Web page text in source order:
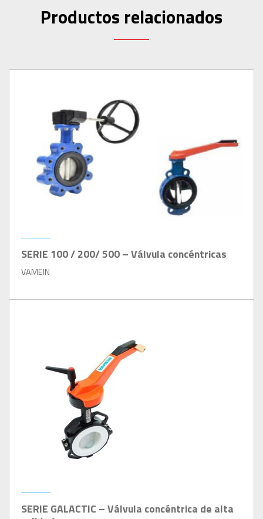
Productos relacionados
SERIE 100 / 200/ 500 – Válvula concéntricas
VAMEIN
SERIE GALACTIC – Válvula concéntrica de alta